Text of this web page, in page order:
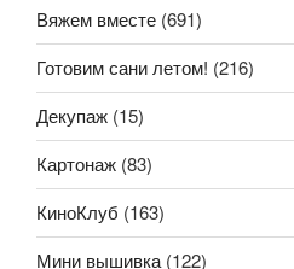
Вяжем вместе (691)
Готовим сани летом! (216)
Декупаж (15)
Картонаж (83)
КиноКлуб (163)
Мини вышивка(122)